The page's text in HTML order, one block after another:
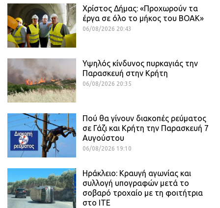
Χρίστος Δήμας: «Προχωρούν τα
έργα σε όλο το μήκος του ΒΟΑΚ»
06/08/2026 20:43
Υψηλός κίνδυνος πυρκαγιάς την
Παρασκευή στην Κρήτη
06/08/2026 20:35
Πού θα γίνουν διακοπές ρεύματος
σε Γάζι και Κρήτη την Παρασκευή 7
Αυγούστου
06/08/2026 19:10
Ηράκλειο: Κραυγή αγωνίας και
συλλογή υπογραφών μετά το
σοβαρό τροχαίο με τη φοιτήτρια
στο ΙΤΕ